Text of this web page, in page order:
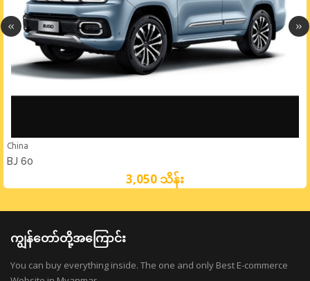
China
BJ 60
3,050 သိန်း
ကျွန်တော်တို့အကြောင်း
You can buy everything inside. The one and only Best E-commerce